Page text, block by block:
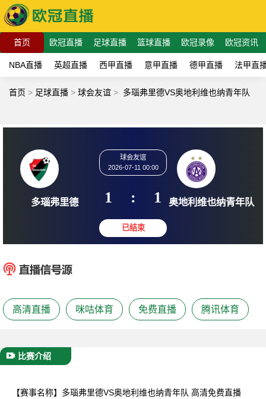
首页 欧冠直播 足球直播 篮球直播 欧冠录像 欧冠资讯
NBA直播 英超直播 西甲直播 意甲直播 德甲直播 法甲直
首页 > 足球直播 > 球会友谊 > 多瑙弗里德VS奥地利维也纳青年队
多瑙弗里德
球会友谊
2026-07-11 00:00
1 : 1 奥地利维
高清直播 咪咕体育 免费直播 腾讯体育
比赛介绍
【赛事名称】 多瑙弗里德VS奥地利维也纳青年队 高清免费直播